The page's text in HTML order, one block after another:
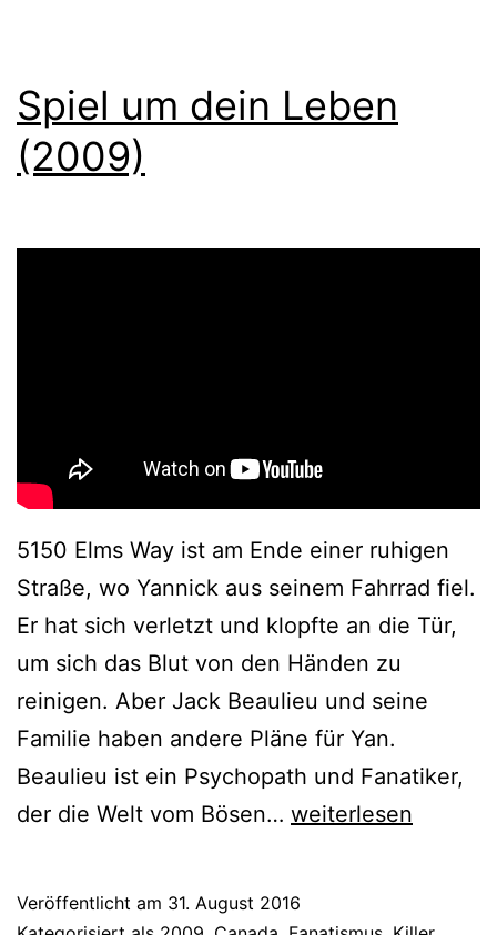
Spiel um dein Leben
(2009)
5150 Elms Way ist am Ende einer ruhigen
Straße, wo Yannick aus seinem Fahrrad fiel.
Er hat sich verletzt und klopfte an die Tür,
um sich das Blut von den Händen zu
reinigen. Aber Jack Beaulieu und seine
Familie haben andere Pläne für Yan.
Beaulieu ist ein Psychopath und Fanatiker,
der die Welt vom Bösen… Spiel
Leben
weiterlesen
Veröffentlicht am 31. August 2016